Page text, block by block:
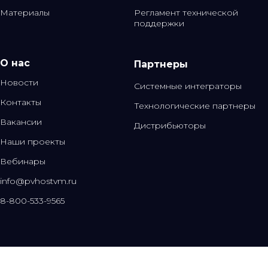
Материалы
Регламент технической
поддержки
О нас
Новости
Контакты
Вакансии
Наши проекты
Вебинары
info@pvhostvm.ru
8-800-533-9565
Партнеры
Системные интеграторы
Технологические партнеры
Дистрибьюторы